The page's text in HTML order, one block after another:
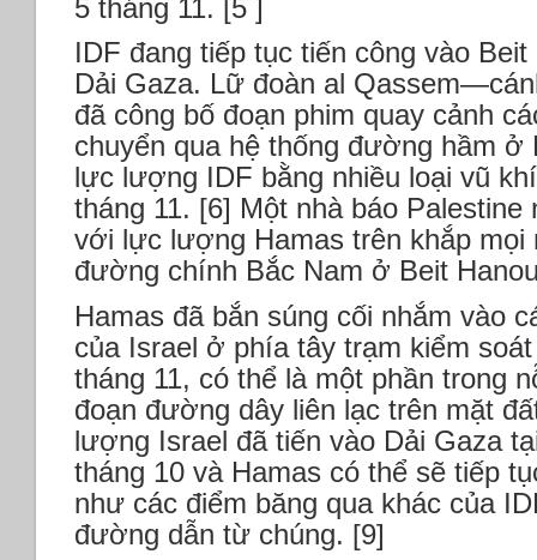
5 tháng 11. [5 ]
IDF đang tiếp tục tiến công vào
Dải Gaza. Lữ đoàn al
đã công bố đoạn phim quay cảnh
chuyển qua hệ thống đường hầm ở
lực lượng IDF bằng nhiều loại vũ
tháng 11. [6] Một nhà báo Palestine
với lực lượng Hamas trên khắp mọi
đường chính Bắc Nam ở Beit
Hamas đã bắn súng cối nhắm vào
của Israel ở phía tây trạm kiểm
tháng 11, có thể là một phần trong
đoạn đường dây liên lạc trên mặt
lượng Israel đã tiến vào Dải Gaza
tháng 10 và Hamas có thể sẽ tiếp
như các điểm băng qua khác của
đường dẫn từ chúng. [9]